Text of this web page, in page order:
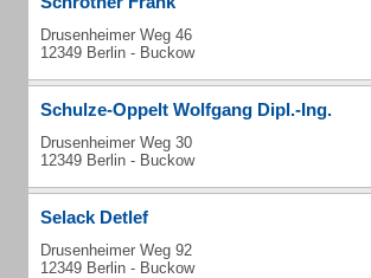
Drusenheimer Weg 46
12349 Berlin - Buckow
Schulze-Oppelt Wolfgang Dipl.-Ing.
Drusenheimer Weg 30
12349 Berlin - Buckow
Selack Detlef
Drusenheimer Weg 92
12349 Berlin - Buckow